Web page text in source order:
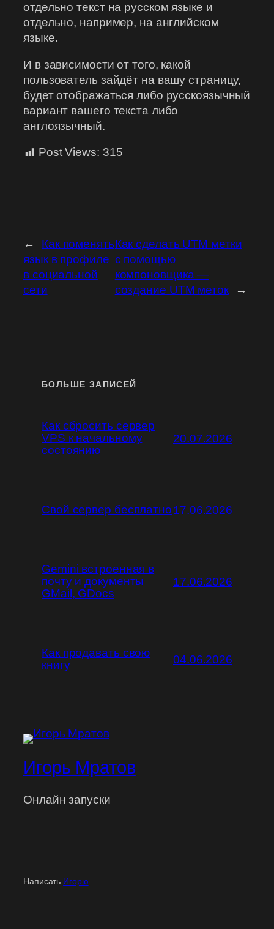
отдельно текст на русском языке и
отдельно, например, на английском
языке.
И в зависимости от того, какой
пользователь зайдёт на вашу страницу,
будет отображаться либо русскоязычный
вариант вашего текста либо
англоязычный.
Post Views: 315
←
Как поменять
язык в профиле
в социальной
сети
Как сделать UTM метки
с помощью
компоновщика —
создание UTM меток
→
БОЛЬШЕ ЗАПИСЕЙ
Как сбросить сервер
VPS к начальному
состоянию
20.07.2026
Свой сервер бесплатно17.06.2026
Gemini встроенная в
почту и документы
GMail, GDocs
17.06.2026
Как продавать свою
книгу
04.06.2026
Игорь Мратов
Онлайн запуски
Написать Игорю